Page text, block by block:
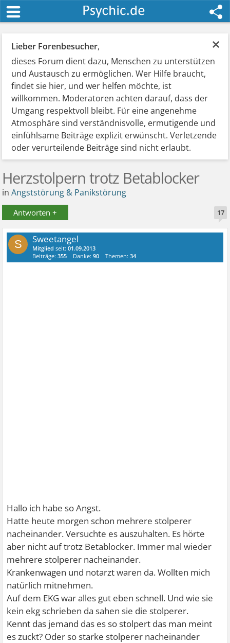
×
Lieber Forenbesucher,
dieses Forum dient dazu, Menschen zu unterstützen
und Austausch zu ermöglichen. Wer Hilfe braucht,
findet sie hier, und wer helfen möchte, ist
willkommen. Moderatoren achten darauf, dass der
Umgang respektvoll bleibt. Für eine angenehme
Atmosphäre sind verständnisvolle, ermutigende und
einfühlsame Beiträge explizit erwünscht. Verletzende
oder verurteilende Beiträge sind nicht erlaubt.
Herzstolpern trotz Betablocker
inAngststörung & Panikstörung
Antworten + 17
S Sweetangel
Mitglied seit:01.09.2013
Beiträge:355 Danke:90 Themen:34
Hallo ich habe so Angst.
Hatte heute morgen schon mehrere stolperer
nacheinander. Versuchte es auszuhalten. Es hörte
aber nicht auf trotz Betablocker. Immer mal wieder
mehrere stolperer nacheinander.
Krankenwagen und notarzt waren da. Wollten mich
natürlich mitnehmen.
Auf dem EKG war alles gut eben schnell. Und wie sie
kein ekg schrieben da sahen sie die stolperer.
Kennt das jemand das es so stolpert das man meint
es zuckt? Oder so starke stolperer nacheinander